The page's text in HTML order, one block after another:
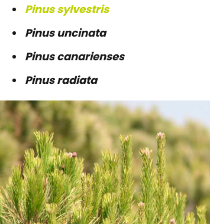
Pinus sylvestris
Pinus uncinata
Pinus canarienses
Pinus radiata